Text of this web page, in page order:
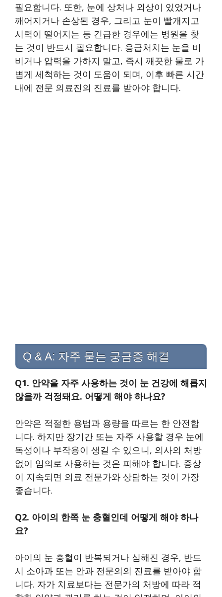
필요합니다. 또한, 눈에 상처나 외상이 있었거나
깨어지거나 손상된 경우, 그리고 눈이 빨개지고
시력이 떨어지는 등 긴급한 경우에는 병원을 찾
는 것이 반드시 필요합니다. 응급처치는 눈을 비
비거나 압력을 가하지 말고, 즉시 깨끗한 물로 가
볍게 세척하는 것이 도움이 되며, 이후 빠른 시간
내에 전문 의료진의 진료를 받아야 합니다.
Q & A: 자주 묻는 궁금증 해결
Q1. 안약을 자주 사용하는 것이 눈 건강에 해롭지
않을까 걱정돼요. 어떻게 해야 하나요?
안약은 적절한 용법과 용량을 따르는 한 안전합
니다. 하지만 장기간 또는 자주 사용할 경우 눈에
독성이나 부작용이 생길 수 있으니, 의사의 처방
없이 임의로 사용하는 것은 피해야 합니다. 증상
이 지속되면 의료 전문가와 상담하는 것이 가장
좋습니다.
Q2. 아이의 한쪽 눈 충혈인데 어떻게 해야 하나
요?
아이의 눈 충혈이 반복되거나 심해진 경우, 반드
시 소아과 또는 안과 전문의의 진료를 받아야 합
니다. 자가 치료보다는 전문가의 처방에 따라 적